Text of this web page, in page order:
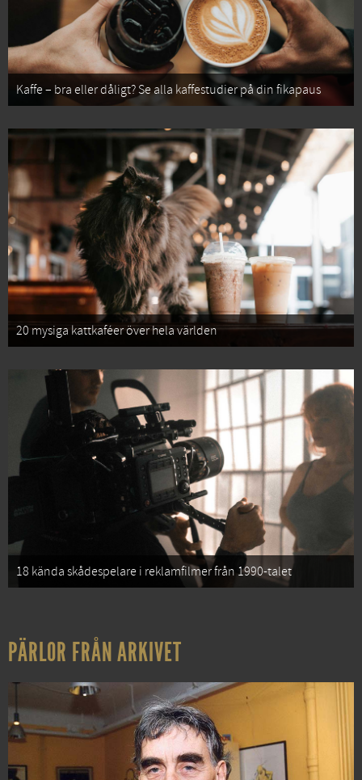
Kaffe – bra eller dåligt? Se alla kaffestudier på din fikapaus
20 mysiga kattkaféer över hela världen
18 kända skådespelare i reklamfilmer från 1990-talet
PÄRLOR FRÅN ARKIVET